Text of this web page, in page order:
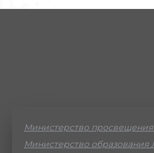
Министерство
Министерство образования